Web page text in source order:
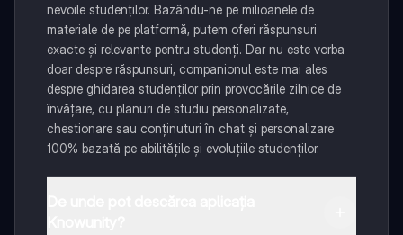
nevoile studenților. Bazându-ne pe milioanele de
materiale de pe platformă, putem oferi răspunsuri
exacte și relevante pentru studenți. Dar nu este vorba
doar despre răspunsuri, companionul este mai ales
despre ghidarea studenților prin provocările zilnice de
învățare, cu planuri de studiu personalizate,
chestionare sau conținuturi în chat și personalizare
100% bazată pe abilitățile și evoluțiile studenților.